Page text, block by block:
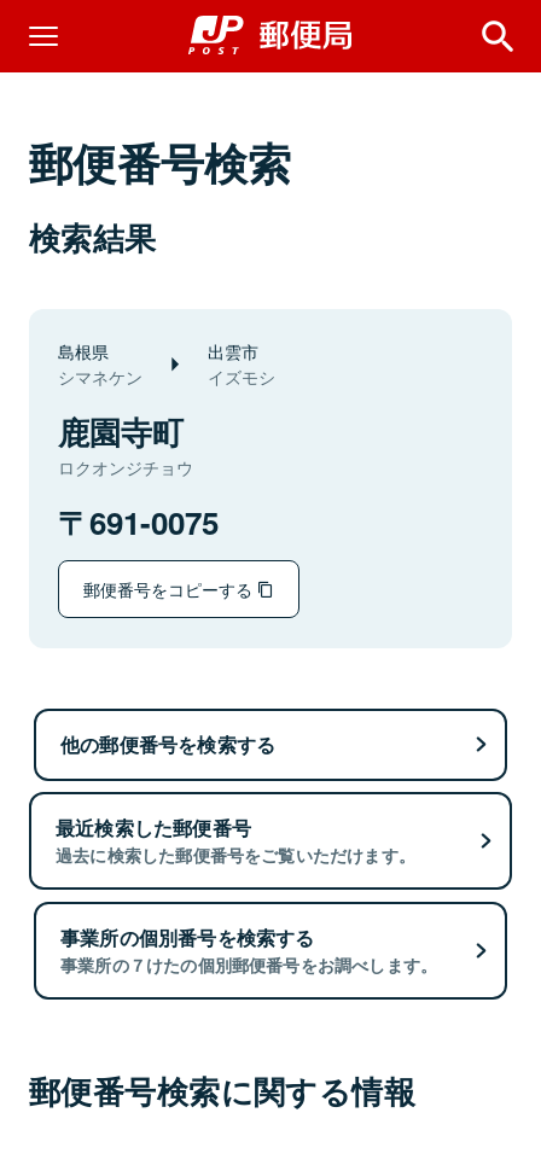
郵便番号検索
検索結果
島根県
シマネケン
出雲市
イズモシ
鹿園寺町
ロクオンジチョウ
691-0075
郵便番号をコピーする
他の郵便番号を検索する
最近検索した郵便番号
過去に検索した郵便番号をご覧いただけます。
事業所の個別番号を検索する
事業所の７けたの個別郵便番号をお調べします。
郵便番号検索に関する情報